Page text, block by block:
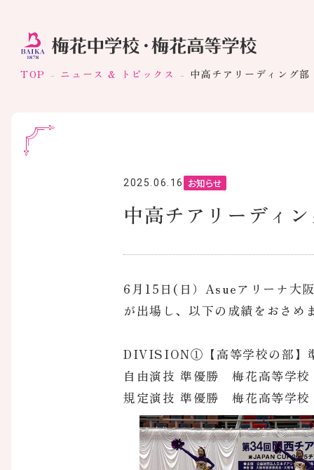
TOP ニュース & トピックス 中高チアリーディング
2025.06.16 お知らせ
中高チアリーディ
6月15日(日）Asueアリーナ大
が出場し、以下の成績をおさめ
DIVISION①【高等学校の部】
自由演技 準優勝 梅花高等学校
規定演技 準優勝 梅花高等学校